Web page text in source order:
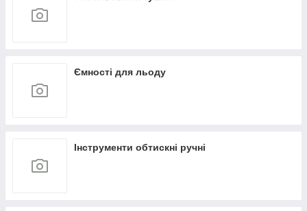
Ємності для льоду
Інструменти обтискні ручні